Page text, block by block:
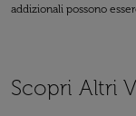
addizionali possono
Scopri Altri